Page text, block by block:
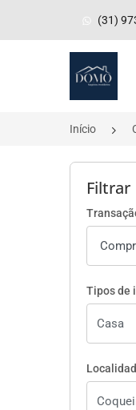
(31)
Página
Início
Filtrar
Tipos de